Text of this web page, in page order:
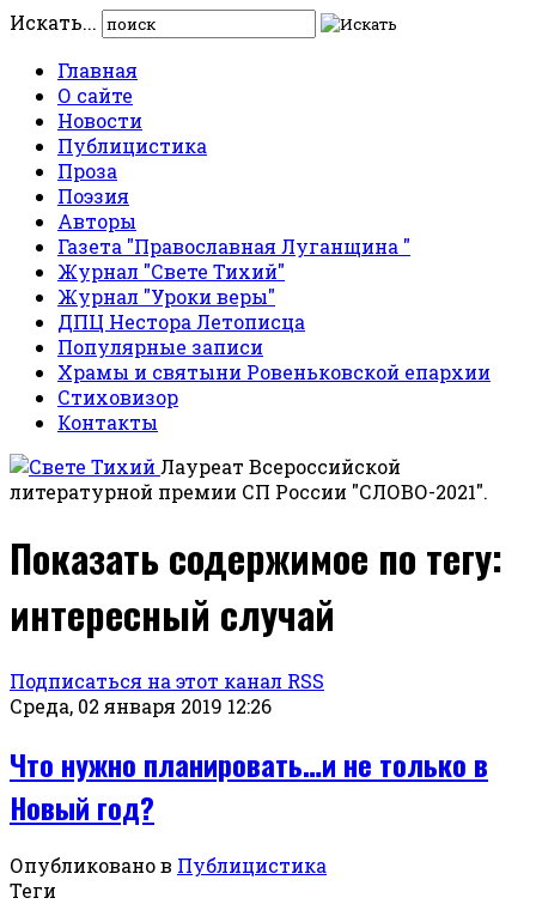
Искать...
Главная
О сайте
Новости
Публицистика
Проза
Поэзия
Авторы
Газета "Православная Луганщина "
Журнал "Свете Тихий"
Журнал "Уроки веры"
ДПЦ Нестора Летописца
Популярные записи
Храмы и святыни Ровеньковской епархии
Стиховизор
Контакты
Лауреат Всероссийской
литературной премии СП России "СЛОВО-2021".
Показать содержимое по тегу:
интересный случай
Подписаться на этот канал RSS
Среда, 02 января 2019 12:26
Что нужно планировать…и не только в
Новый год?
Опубликовано в Публицистика
Теги